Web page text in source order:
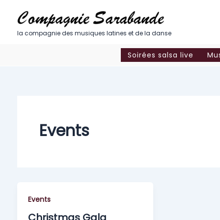
contenula compagnie des musiques latines et de la danse
Soirées salsa live
Events
Events